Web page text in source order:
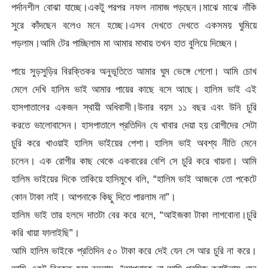
পর্দানশীল বোঝা যাচ্ছে।একটু পরপর নফল নামাজ পড়ছেন।মাঝে মাঝে নাঁকি
সুরে কাঁদছেন বলেও মনে হচ্ছে।এসব দেখতে দেখতে একসময় ঘুমিয়ে
পড়লাম।আমি টের পাচ্ছিলাম মা আমার মাথায় তখন হাত বুলিয়ে দিচ্ছেন।
পায়ে সুড়সুড়ির বিরক্তিকর অনুভূতিতে আমার ঘুম ভেঙ্গে গেলো। আমি চোখ
মেলে দেখি হালিম ভাই আমার পায়ের কাছে বসে আছে। হালিম ভাই এই
হাসপাতালের একজন স্থায়ী অধিবাসী।উনার বয়স ১১ বছর এবং উনি চুরি
করতে ভালোবাসেন। হাসপাতালে প্রতিদিন যে খাবার দেয়া হয় রোগীদের সেটা
চুরি করে খাওয়াই হালিম ভাইয়ের পেশা। হালিম ভাই অবশ্য নীতি মেনে
চলেন। এক রোগীর কাছ থেকে একবারের বেশি সে চুরি করে খায়না। আমি
হালিম ভাইয়ের দিকে তাকিয়ে হাসিমুখে বলি, “হালিম ভাই আজকে তো পকেটে
কোন টাকা নাই। আপনাকে কিছু দিতে পারলাম না”।
হালিম ভাই তার হলদে দাতটা বের করে বলে, “আইজকা টাকা লাগবোনা।চুরি
করি খায়া ফালাইছি”।
আমি হালিম ভাইকে প্রতিদিন ৫০ টাকা করে দেই যেন সে আর চুরি না করে।